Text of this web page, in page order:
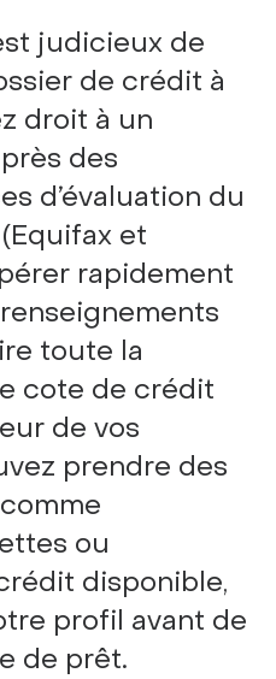
judicieux de
de crédit à
droit à un
des
d’évaluation du
et
rapidement
toute la
cote de crédit
de vos
prendre des
ou
disponible,
profil avant de
de prêt.